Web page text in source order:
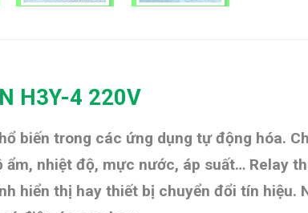
H3Y-4 220V
biến trong các ứng dụng tự động hóa.
ẩm, nhiệt độ, mực nước, áp suất… Relay
hiển thị hay thiết bị chuyển đổi tín